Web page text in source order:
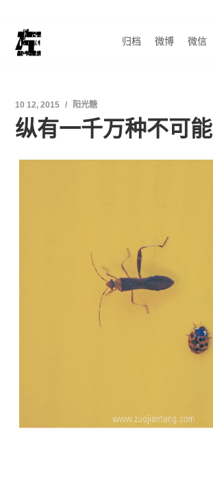
归档 微博 微信
10 12, 2015 阳光糖
纵有一千万种不可能